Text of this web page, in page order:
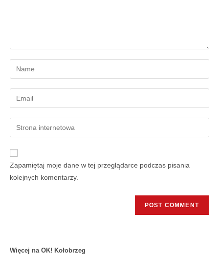
Zapamiętaj moje dane w tej przeglądarce podczas pisania
kolejnych komentarzy.
Więcej na OK! Kołobrzeg